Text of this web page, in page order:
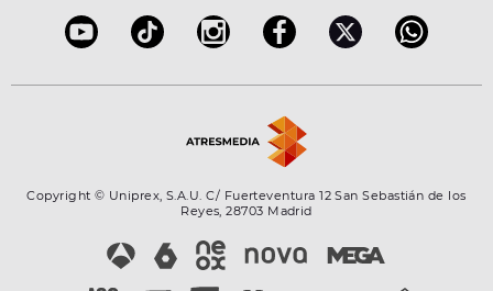
Copyright © Uniprex, S.A.U. C/ Fuerteventura 12 San Sebastián de los
Reyes, 28703 Madrid